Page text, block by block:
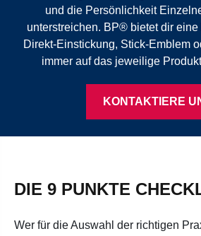
und die Persönlichkeit
unterstreichen. BP® bietet dir
Direkt-Einstickung, Stick-Emblem
immer auf das jeweilige
KONTAKTIERE
DIE 9 PUNKTE
Wer für die Auswahl der richtigen